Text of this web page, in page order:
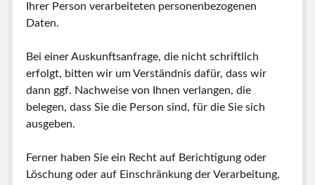
Ihrer Person verarbeiteten personenbezogenen
Daten.
Bei einer Auskunftsanfrage, die nicht schriftlich
erfolgt, bitten wir um Verständnis dafür, dass wir
dann ggf. Nachweise von Ihnen verlangen, die
belegen, dass Sie die Person sind, für die Sie sich
ausgeben.
Ferner haben Sie ein Recht auf Berichtigung oder
Löschung oder auf Einschränkung der Verarbeitung,